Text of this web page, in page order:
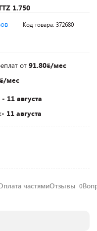
1.750
Код товара: 372680
от 91.80 /мес
/мес
- 11 августа
- 11 августа
частямиОтзывы 0